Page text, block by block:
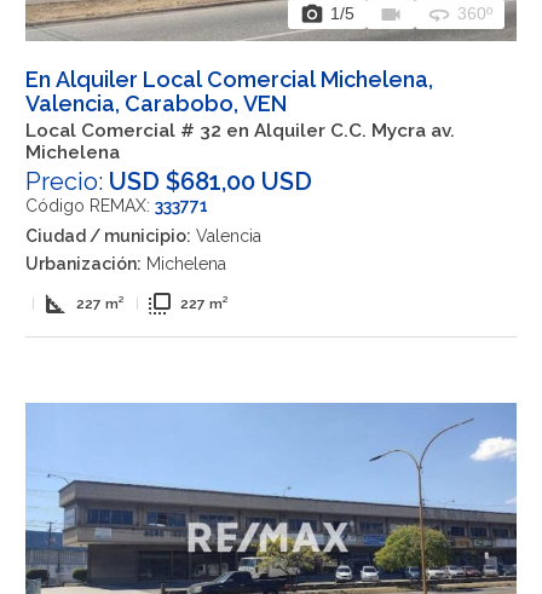
photo_camera 1/5 videocam 360 360º
En Alquiler Local Comercial Michelena,
Valencia, Carabobo, VEN
Local Comercial # 32 en Alquiler C.C. Mycra av.
Michelena
Precio: USD $681,00 USD
Código REMAX: 333771
Ciudad / municipio: Valencia
Urbanización: Michelena
square_foot 227 m² flip_to_front 227 m²